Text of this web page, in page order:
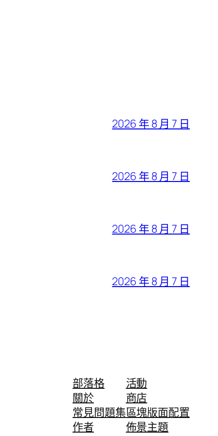
2026 年 8 月 7 日
2026 年 8 月 7 日
2026 年 8 月 7 日
2026 年 8 月 7 日
部落格
關於
常見問題集
作者
活動
商店
區塊版面配置
佈景主題